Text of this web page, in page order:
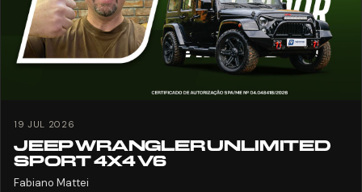
19 JUL 2026
JEEP WRANGLER UNLIMITED
SPORT 4X4 V6
Fabiano Mattei